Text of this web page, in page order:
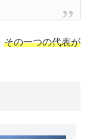
その一つの代表が